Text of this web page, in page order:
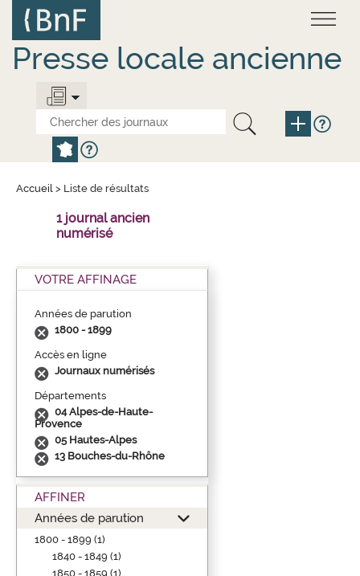
contenu
principal
Presse locale ancienne
Accueil > Liste de résultats
1 journal ancien
numérisé
VOTRE AFFINAGE
Années de parution
1800 - 1899
Accès en ligne
Journaux numérisés
Départements
04 Alpes-de-Haute-
Provence
05 Hautes-Alpes
13 Bouches-du-Rhône
AFFINER
Années de parution
1800 - 1899 (1)
1840 - 1849 (1)
1850 - 1859 (1)
Panneau de gestion des cookies